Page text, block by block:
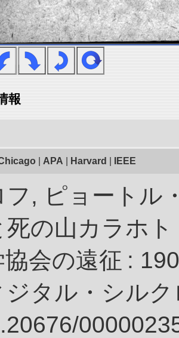
報
APA Harvard IEEE
フ, ピョートル
死の山カラホ
会の遠征 :
ジタル・シル